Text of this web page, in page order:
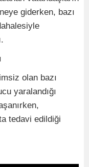
giderken, bazı
olan bazı
yaralandığı
tedavi edildiği